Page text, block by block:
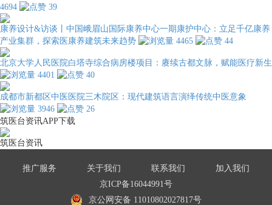
4694
39
康养设计&访谈丨中国峨眉山国际康养中心一期康护中心：立足千亿康养
产业集群，探索医康养建筑未来趋势
4465 44
北京大学人民医院白塔寺综合病房楼项目：赓续古都文脉，赋能医疗新生
4401
40
成都市新都区中医医院三木院区：现代建筑语言演绎传统中医意象
3946
26
筑医台资讯APP下载
筑医台资讯
推广服务 关于我们 联系我们
加入我们
京ICP备16044991号
京公网安备 11010802027817号